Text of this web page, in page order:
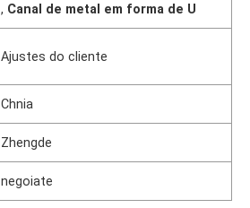
, Canal de metal em forma de U
Ajustes do cliente
Chnia
Zhengde
negoiate